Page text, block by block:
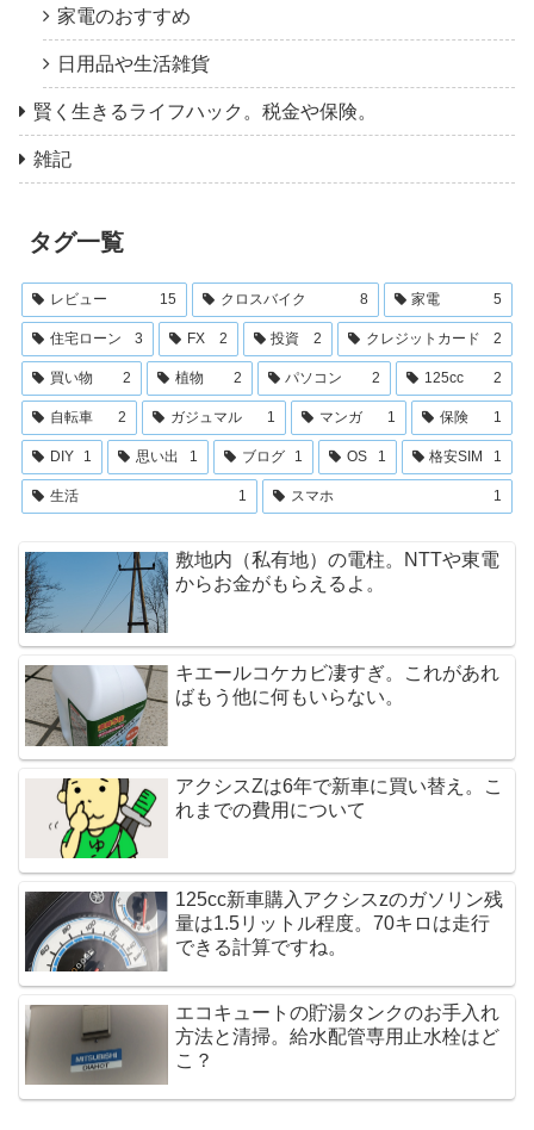
家電のおすすめ
日用品や生活雑貨
賢く生きるライフハック。税金や保険。
雑記
タグ一覧
レビュー 15 クロスバイク 8 家電 5
住宅ローン 3 FX 2 投資 2 クレジットカード 2
買い物 2 植物 2 パソコン 2 125cc 2
自転車 2 ガジュマル 1 マンガ 1 保険 1
DIY 1 思い出 1 ブログ 1 OS 1 格安SIM 1
生活 1 スマホ 1
敷地内（私有地）の電柱。NTTや東電
からお金がもらえるよ。
キエールコケカビ凄すぎ。これがあれ
ばもう他に何もいらない。
アクシスZは6年で新車に買い替え。こ
れまでの費用について
125cc新車購入アクシスzのガソリン残
量は1.5リットル程度。70キロは走行
できる計算ですね。
エコキュートの貯湯タンクのお手入れ
方法と清掃。給水配管専用止水栓はど
こ？